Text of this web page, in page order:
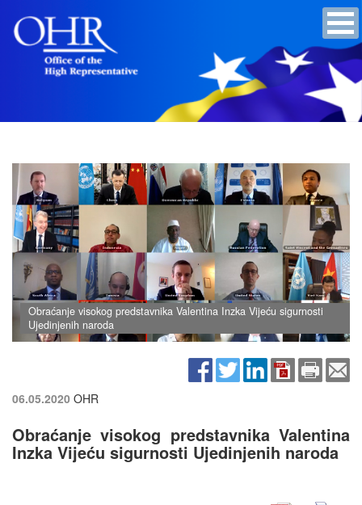
Obraćanje visokog predstavnika Valentina Inzka Vijeću sigurnosti
Ujedinjenih naroda
06.05.2020 OHR
Obraćanje visokog predstavnika Valentina
Inzka Vijeću sigurnosti Ujedinjenih naroda